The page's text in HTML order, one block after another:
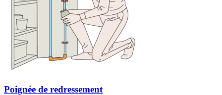
Poignée de redressement